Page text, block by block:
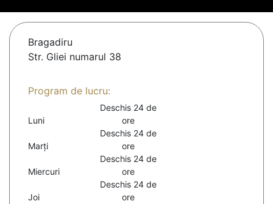
Bragadiru
Str. Gliei numarul 38
Program de lucru:
Luni
Deschis 24 de
ore
Marți
Deschis 24 de
ore
Miercuri
Deschis 24 de
ore
Joi
Deschis 24 de
ore